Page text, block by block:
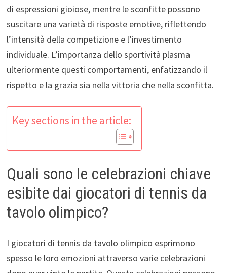
di espressioni gioiose, mentre le sconfitte possono
suscitare una varietà di risposte emotive, riflettendo
l’intensità della competizione e l’investimento
individuale. L’importanza dello sportività plasma
ulteriormente questi comportamenti, enfatizzando il
rispetto e la grazia sia nella vittoria che nella sconfitta.
Key sections in the article:
Quali sono le celebrazioni chiave
esibite dai giocatori di tennis da
tavolo olimpico?
I giocatori di tennis da tavolo olimpico esprimono
spesso le loro emozioni attraverso varie celebrazioni